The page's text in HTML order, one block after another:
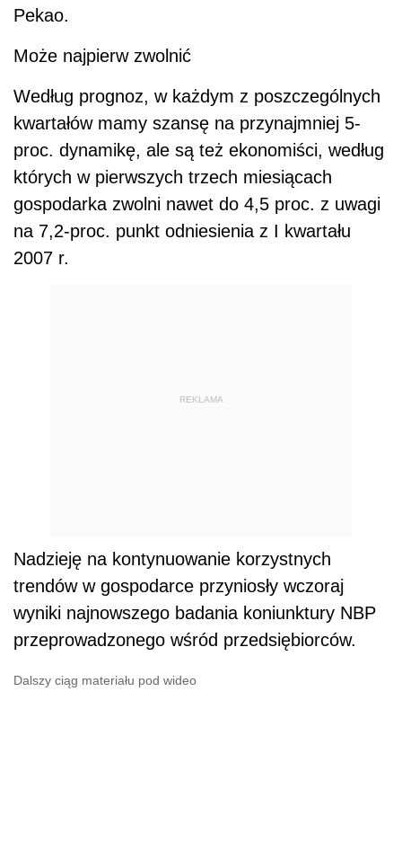
Pekao.
Może najpierw zwolnić
Według prognoz, w każdym z poszczególnych
kwartałów mamy szansę na przynajmniej 5-
proc. dynamikę, ale są też ekonomiści, według
których w pierwszych trzech miesiącach
gospodarka zwolni nawet do 4,5 proc. z uwagi
na 7,2-proc. punkt odniesienia z I kwartału
2007 r.
REKLAMA
Nadzieję na kontynuowanie korzystnych
trendów w gospodarce przyniosły wczoraj
wyniki najnowszego badania koniunktury NBP
przeprowadzonego wśród przedsiębiorców.
Dalszy ciąg materiału pod wideo